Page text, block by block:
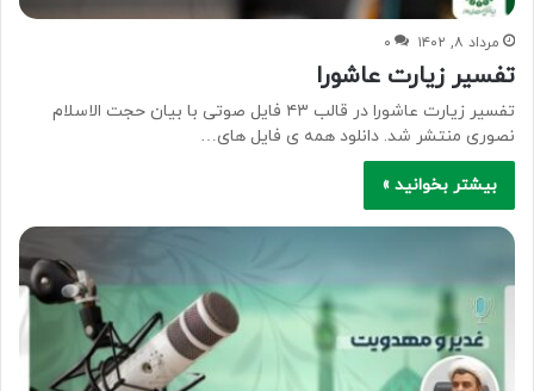
مرداد ۸, ۱۴۰۲ ۰
تفسیر زیارت عاشورا
تفسیر زیارت عاشورا در قالب ۴۳ فایل صوتی با بیان حجت الاسلام
نصوری منتشر شد. دانلود همه ی فایل های…
بیشتر بخوانید »